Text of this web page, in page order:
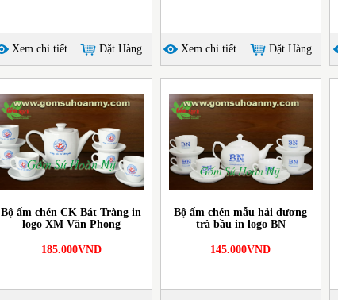
Xem chi tiết Đặt Hàng Xem chi tiết Đặt Hàng
Bộ ấm chén CK Bát Tràng in
logo XM Văn Phong
185.000VND
Bộ ấm chén mẫu hải dương
trà bầu in logo BN
145.000VND